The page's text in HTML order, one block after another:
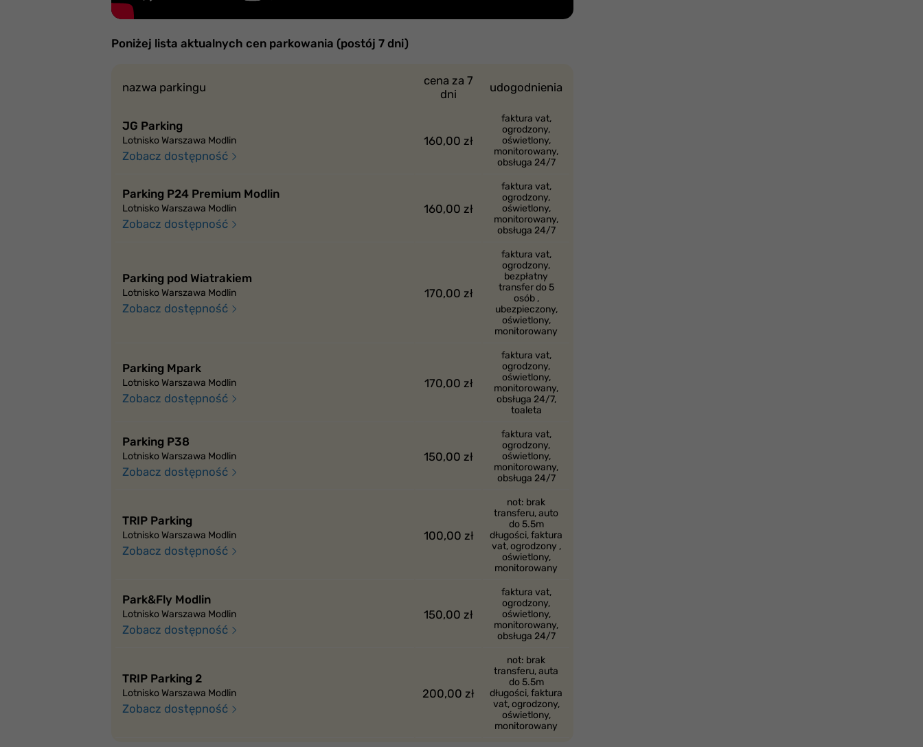
Poniżej lista aktualnych cen parkowania (postój 7 dni)
nazwa parkingu
cena za 7
dni
udogodnienia
JG Parking
Lotnisko Warszawa Modlin
Zobacz dostępność
160,00 zł
faktura vat,
ogrodzony,
oświetlony,
monitorowany,
obsługa 24/7
Parking P24 Premium Modlin
Lotnisko Warszawa Modlin
Zobacz dostępność
160,00 zł
faktura vat,
ogrodzony,
oświetlony,
monitorowany,
obsługa 24/7
Parking pod Wiatrakiem
Lotnisko Warszawa Modlin
Zobacz dostępność
170,00 zł
faktura vat,
ogrodzony,
bezpłatny
transfer do 5
osób ,
ubezpieczony,
oświetlony,
monitorowany
Parking Mpark
Lotnisko Warszawa Modlin
Zobacz dostępność
170,00 zł
faktura vat,
ogrodzony,
oświetlony,
monitorowany,
obsługa 24/7,
toaleta
Parking P38
Lotnisko Warszawa Modlin
Zobacz dostępność
150,00 zł
faktura vat,
ogrodzony,
oświetlony,
monitorowany,
obsługa 24/7
TRIP Parking
Lotnisko Warszawa Modlin
Zobacz dostępność
100,00 zł
not: brak
transferu, auto
do 5.5m
długości, faktura
vat, ogrodzony ,
oświetlony,
monitorowany
Park&Fly Modlin
Lotnisko Warszawa Modlin
Zobacz dostępność
150,00 zł
faktura vat,
ogrodzony,
oświetlony,
monitorowany,
obsługa 24/7
TRIP Parking 2
Lotnisko Warszawa Modlin
Zobacz dostępność
200,00 zł
not: brak
transferu, auta
do 5.5m
długości, faktura
vat, ogrodzony,
oświetlony,
monitorowany